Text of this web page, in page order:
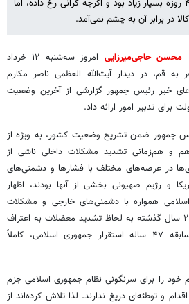
احتمال بروز قحطی در جنگ ۴۰ روزه بسیار زیاد بود و اگرچه گرانی رخ داده، اما
در برابر آن به چشم نمی‌آمد.
محسن حاجی‌میرزایی
امروز سه‌شنبه ۱۲ خرداد
به قم، در دیدار آیت‌الله العظمی ناصر مکارم
خیر رئیس جمهور گزارشی از آخرین وضعیت
برای تدبیر امور ارائه داد.
جمهور ضمن تشریح وضعیت کشور، به ویژه از
و هم‌زمانی تشدید مشکلات داخلی ناشی از
در عرصه‌های مختلف با فشارها و دشمنی‌های
آمریکا و رژیم صهیونی بخشی از آنها بودند، اظهار
همواره با دشمنی‌های خارجی و مشکلات
داخلی مواجه بوده، اما وضعیت ۲ سال گذشته به لحاظ تشدید معضلات به اعتراف
و تصریح همه افراد آشنا با سابقه ۴۷ ساله استقرار جمهوری اسلامی، کاملاً
خود را برای سرنگونی نظام جمهوری اسلامی جزم
و توطئه‌ای دریغ ندارند. لذا تلاش کرده‌اند از